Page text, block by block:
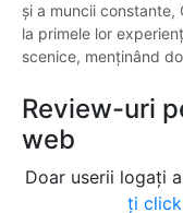
și a muncii constante,
la primele lor
scenice, menținând
Review-uri
web
Doar userii logați
ți